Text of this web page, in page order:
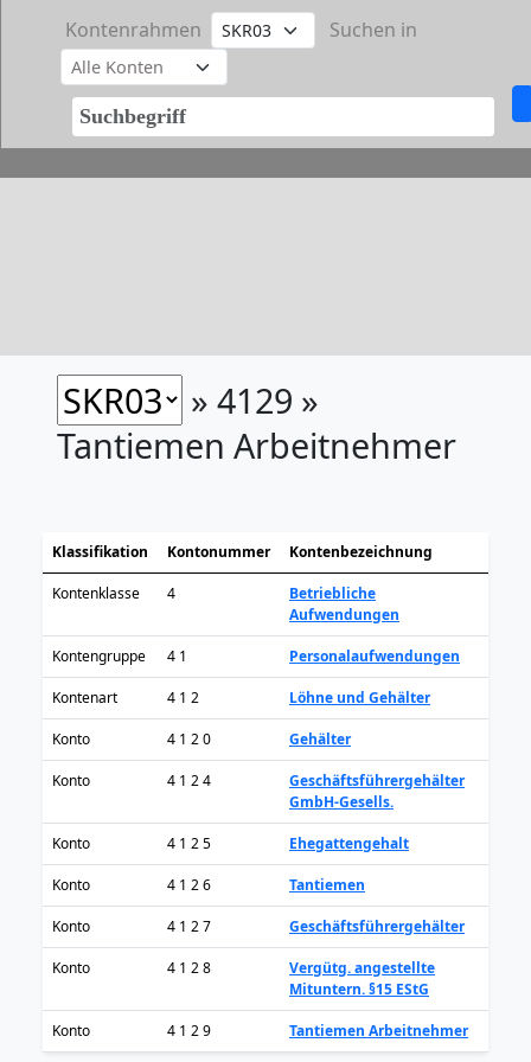
Kontenrahmen Suchen in
» 4129 »
Tantiemen Arbeitnehmer
Klassifikation Kontonummer Kontenbezeichnung
Kontenklasse 4
Betriebliche
Aufwendungen
Kontengruppe 4 1 Personalaufwendungen
Kontenart 4 1 2 Löhne und Gehälter
Konto 4 1 2 0 Gehälter
Konto 4 1 2 4
Geschäftsführergehälter
GmbH-Gesells.
Konto 4 1 2 5 Ehegattengehalt
Konto 4 1 2 6 Tantiemen
Konto 4 1 2 7 Geschäftsführergehälter
Konto 4 1 2 8
Vergütg. angestellte
Mituntern. §15 EStG
Konto 4 1 2 9 Tantiemen Arbeitnehmer